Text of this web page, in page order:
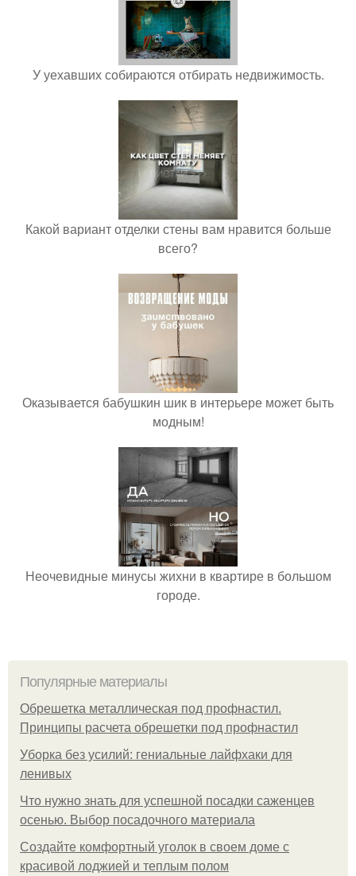
У уехавших собираются отбирать недвижимость.
Какой вариант отделки стены вам нравится больше
всего?
Оказывается бабушкин шик в интерьере может быть
модным!
Неочевидные минусы жихни в квартире в большом
городе.
Популярные материалы
Обрешетка металлическая под профнастил.
Принципы расчета обрешетки под профнастил
Уборка без усилий: гениальные лайфхаки для
ленивых
Что нужно знать для успешной посадки саженцев
осенью. Выбор посадочного материала
Создайте комфортный уголок в своем доме с
красивой лоджией и теплым полом